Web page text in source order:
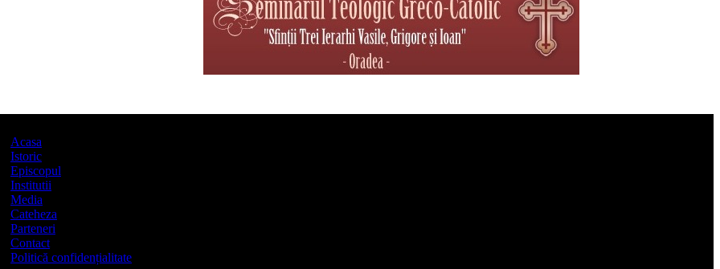
Acasa
Istoric
Episcopul
Institutii
Media
Cateheza
Parteneri
Contact
Politică confidențialitate